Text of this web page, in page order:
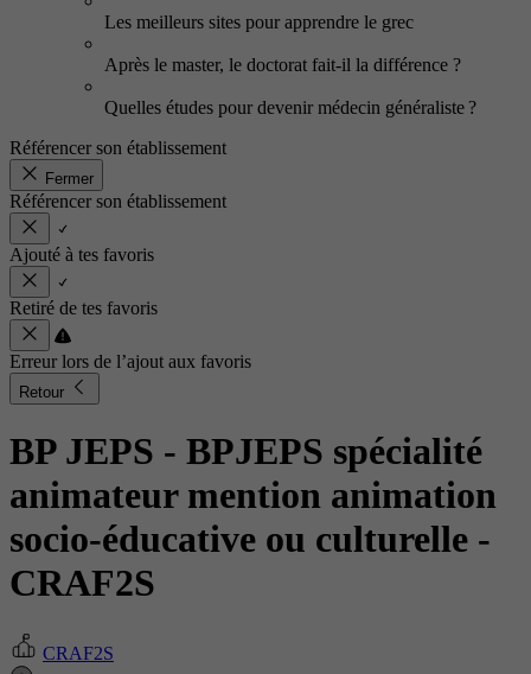
Les meilleurs sites pour apprendre le grec
Après le master, le doctorat fait-il la différence ?
Quelles études pour devenir médecin généraliste ?
Référencer son établissement
Fermer
Référencer son établissement
Ajouté à tes favoris
Retiré de tes favoris
Erreur lors de l’ajout aux favoris
Retour
BP JEPS - BPJEPS spécialité
animateur mention animation
socio-éducative ou culturelle -
CRAF2S
CRAF2S